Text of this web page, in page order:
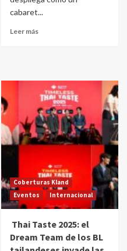
cabaret...
Leer más
Coberturas Kland
Eventos
Internacional
Thai Taste 2025: el
Dream Team de los BL